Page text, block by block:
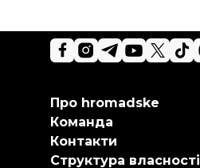
Про hromadske
Команда
Контакти
Структура власності